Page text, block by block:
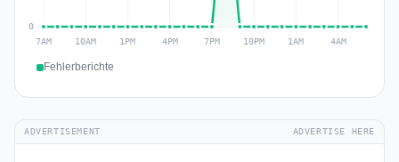
Fehlerberichte
ADVERTISEMENT ADVERTISE HERE